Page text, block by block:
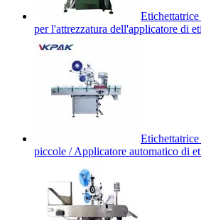
per l'attrezzatura dell'applicatore di
piccole / Applicatore automatico di